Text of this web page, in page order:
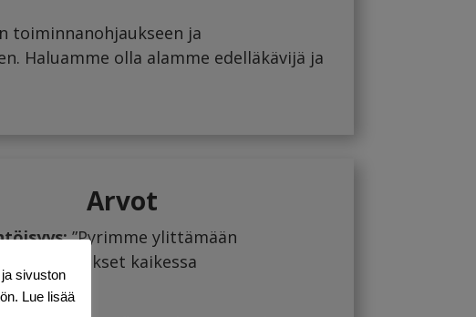
toiminnanohjaukseen ja
Haluamme olla alamme edelläkävijä ja
Arvot
”Pyrimme ylittämään
odotukset kaikessa
sivuston
Lue lisää